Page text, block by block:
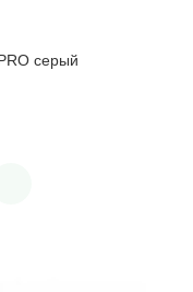
серый